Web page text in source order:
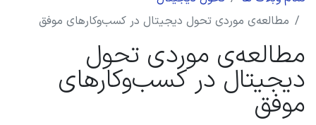
مطالعه‌ی موردی تحول دیجیتال در کسب‌وکارهای موفق
مطالعه‌ی موردی تحول
دیجیتال در کسب‌وکارهای
موفق